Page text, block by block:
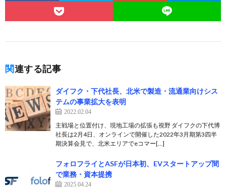
関連する記事
ダイフク・下代社長、北米で製造・流通業向けシス
テムの事業拡大を表明
2022.02.04
主戦場と位置付け、現地工場の拡張も視野 ダイフクの下代博
社長は2月4日、オンラインで開催した2022年3月期第3四半
期決算会見で、北米エリアでeコマー[…]
フォロフライとASFが日本初、EVスタートアップ間
で業務・資本提携
2025.04.24